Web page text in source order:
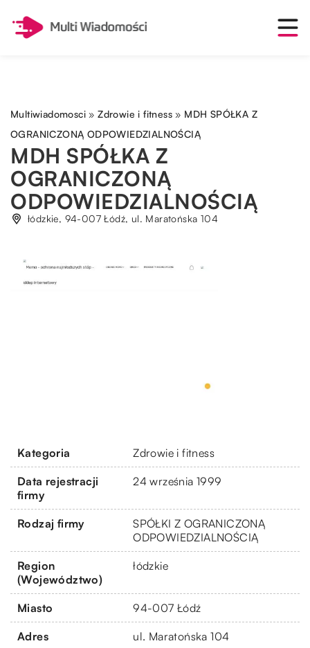
Multiwiadomosci »Zdrowie i fitness » MDH SPÓŁKA Z
OGRANICZONĄ ODPOWIEDZIALNOŚCIĄ
MDH SPÓŁKA Z
OGRANICZONĄ
ODPOWIEDZIALNOŚCIĄ
łódzkie, 94-007 Łódź, ul. Maratońska 104
Kategoria Zdrowie i fitness
Data rejestracji
firmy
24 września 1999
Rodzaj firmy
SPÓŁKI Z OGRANICZONĄ
ODPOWIEDZIALNOŚCIĄ
Region
(Województwo)
łódzkie
Miasto 94-007 Łódź
Adres ul. Maratońska 104